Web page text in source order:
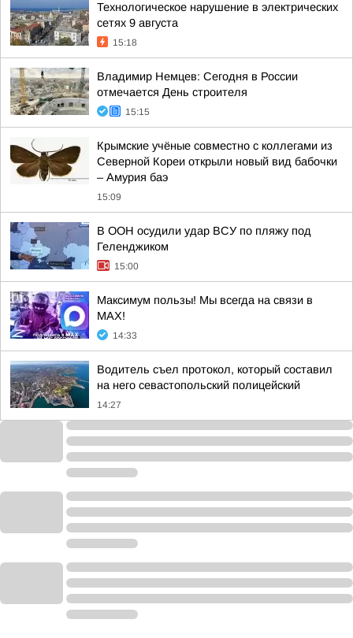
Технологическое нарушение в электрических
сетях 9 августа
15:18
Владимир Немцев: Сегодня в России
отмечается День строителя
15:15
Крымские учёные совместно с коллегами из
Северной Кореи открыли новый вид бабочки
– Амурия баэ
15:09
В ООН осудили удар ВСУ по пляжу под
Геленджиком
15:00
Максимум пользы! Мы всегда на связи в
МАХ!
14:33
Водитель съел протокол, который составил
на него севастопольский полицейский
14:27